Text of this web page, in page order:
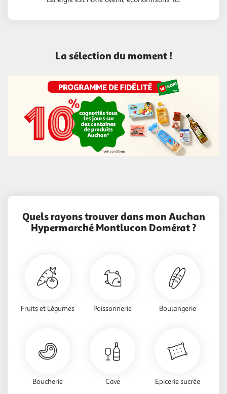
La sélection du moment !
Quels rayons trouver dans mon Auchan
Hypermarché Montlucon Domérat ?
Fruits et Légumes Poissonnerie Boulangerie
Boucherie Cave Epicerie sucrée